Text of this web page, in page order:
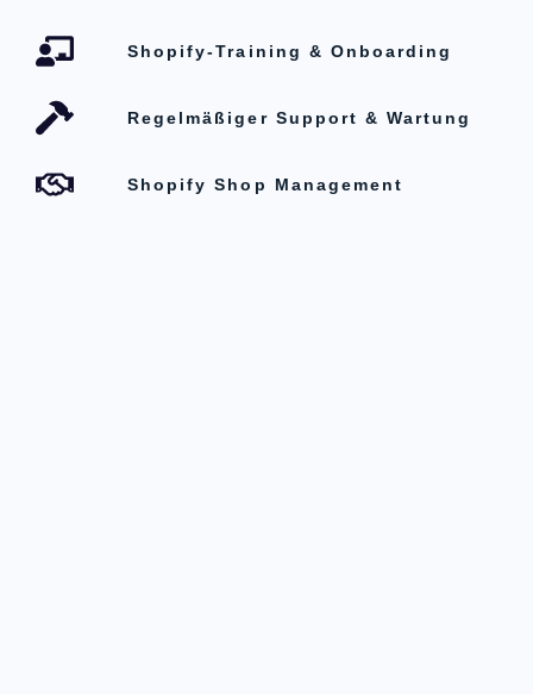
Shopify-Training & Onboarding
Regelmäßiger Support & Wartung
Shopify Shop Management